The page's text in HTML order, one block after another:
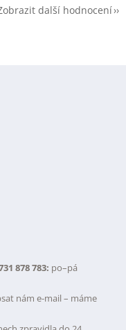
další hodnocení
878 783: po–pá
nám e-mail – máme